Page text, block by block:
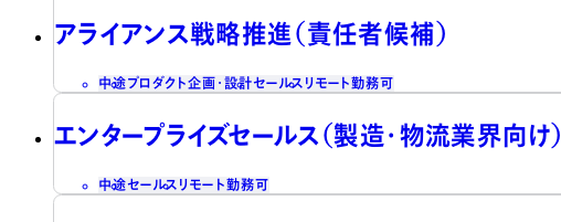
アライアンス戦略推進（責任者候補）
中途プロダクト企画・設計セールス リモート勤務可
エンタープライズセールス（製造・物流業界向け）
中途セールス リモート勤務可